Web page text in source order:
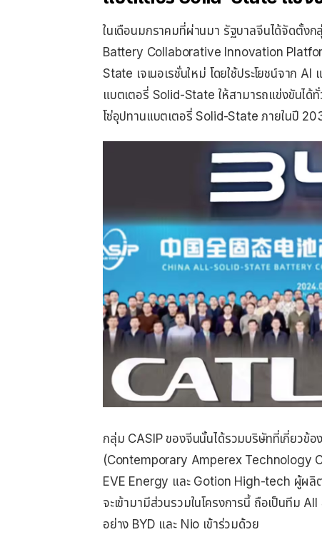
ในเดือนมกราคมที่ผ่านมา รัฐบาลจีนได้จัดตั้ง
Battery Collaborative Innovation
State เจเนอเรชั่นใหม่ โดยใช้ประโยชน์จาก
แบตเตอรี่ Solid-State ให้สามารถแข่งขันได้
โซ่อุปทานแบตเตอรี่ Solid-State ภายในปี
กลุ่ม CASIP ของจีนนั้นได้รวมบริษัทที่เกี่ยวข้
(Contemporary Amperex Technology
EVE Energy และ Gotion High-tech ผู้ผลิ
จะเข้ามามีส่วนรวมในโครงการนี้ ถือเป็นทีม
อย่าง BYD และ Nio เข้าร่วมด้วย